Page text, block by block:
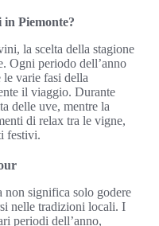
Piemonte?
la scelta della stagione
Ogni periodo dell’anno
le varie fasi della
il viaggio. Durante
delle uve, mentre la
di relax tra le vigne,
festivi.
non significa solo godere
nelle tradizioni locali. I
periodi dell’anno,